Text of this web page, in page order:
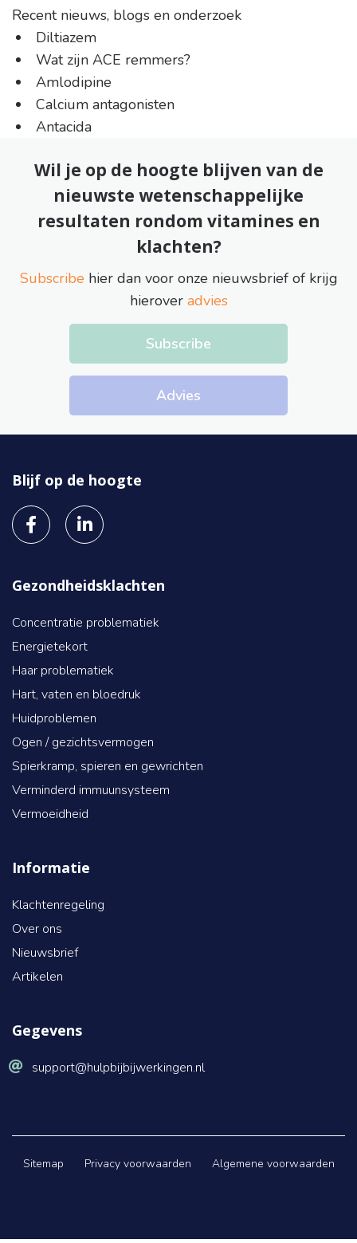
Recent nieuws, blogs en onderzoek
Diltiazem
Wat zijn ACE remmers?
Amlodipine
Calcium antagonisten
Antacida
Wil je op de hoogte blijven van de
nieuwste wetenschappelijke
resultaten rondom vitamines en
klachten?
Subscribe hier dan voor onze nieuwsbrief of krijg
hierover advies
Subscribe
Advies
Blijf op de hoogte
Gezondheidsklachten
Concentratie problematiek
Energietekort
Haar problematiek
Hart, vaten en bloedruk
Huidproblemen
Ogen / gezichtsvermogen
Spierkramp, spieren en gewrichten
Verminderd immuunsysteem
Vermoeidheid
Informatie
Klachtenregeling
Over ons
Nieuwsbrief
Artikelen
Gegevens
support@hulpbijbijwerkingen.nl
Sitemap Privacy voorwaarden Algemene voorwaarden